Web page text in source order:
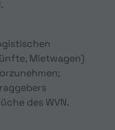
Mietwagen)
des WVN.